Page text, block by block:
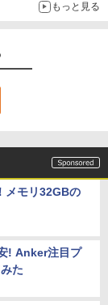
もっと見る
メモリ32GBの
! Anker注目プ
た